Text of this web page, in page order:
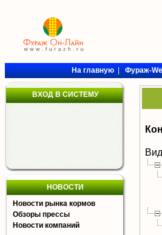
На главную|Фураж-
ВХОД В СИСТЕМУ
НОВОСТИ
Новости рынка кормов
Обзоры прессы
Новости компаний